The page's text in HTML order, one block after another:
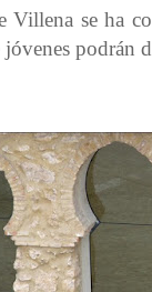
Villena se ha
podrán